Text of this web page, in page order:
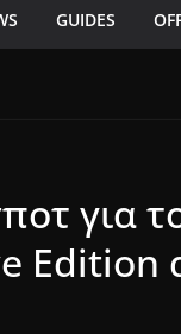
GUIDES
για
Edition